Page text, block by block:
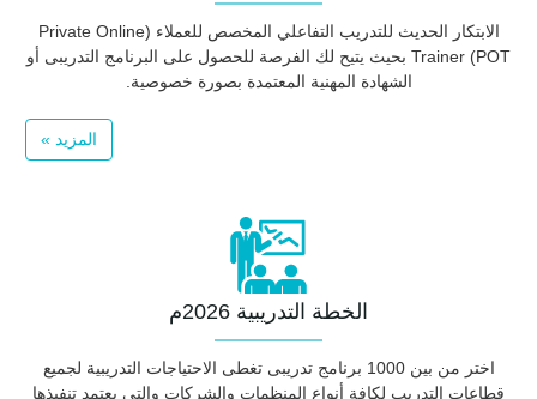
الابتكار الحديث للتدريب التفاعلي المخصص للعملاء (Private Online
Trainer (POT بحيث يتيح لك الفرصة للحصول على البرنامج التدريبى أو
الشهادة المهنية المعتمدة بصورة خصوصية.
المزيد »
الخطة التدريبية 2026م
اختر من بين 1000 برنامج تدريبى تغطى الاحتياجات التدريبية لجميع
قطاعات التدريب لكافة أنواع المنظمات والشركات والتى يعتمد تنفيذها